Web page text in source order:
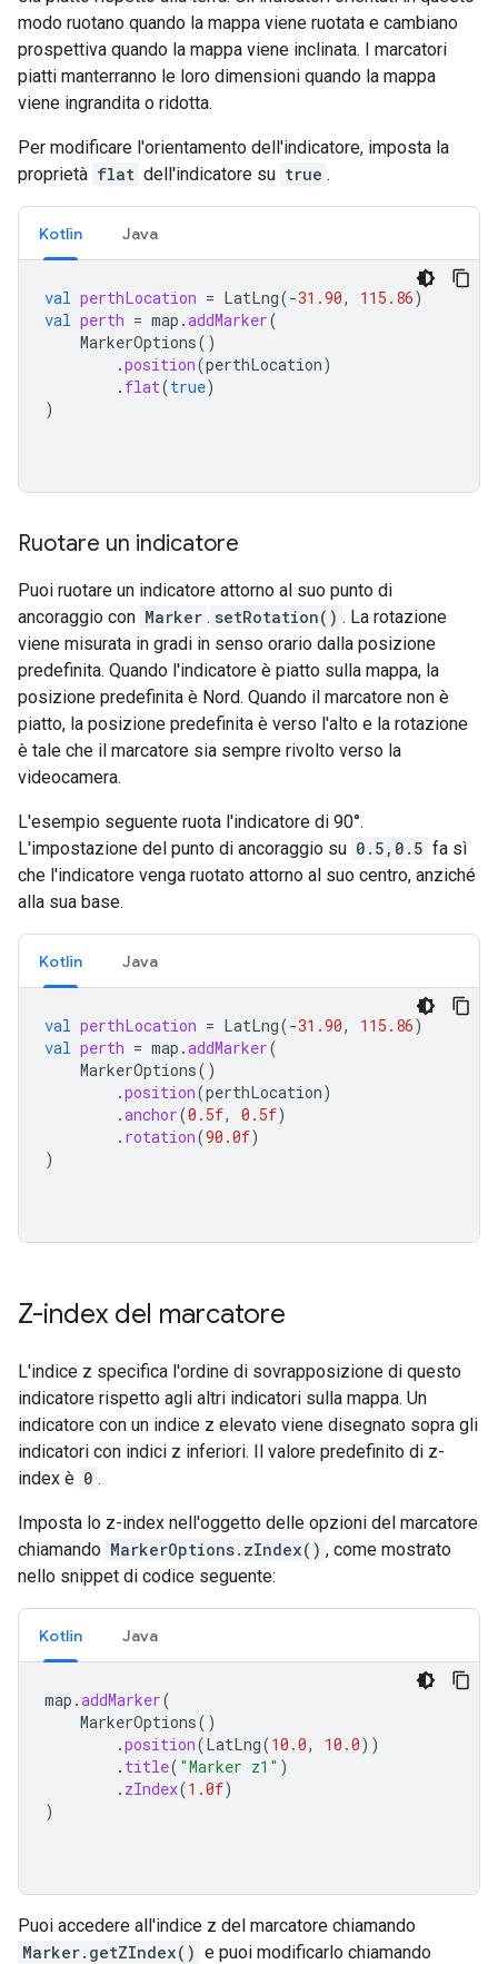
modo ruotano quando la mappa viene ruotata e cambiano
prospettiva quando la mappa viene inclinata. I marcatori
piatti manterranno le loro dimensioni quando la mappa
viene ingrandita o ridotta.
Per modificare l'orientamento dell'indicatore, imposta la
proprietà flat dell'indicatore su true .
Kotlin Java
val perthLocation = LatLng(-31.90, 115.86)
val perth = map .addMarker(
MarkerOptions()
.position(perthLocation)
. flat(true)
)
Ruotare un indicatore
Puoi ruotare un indicatore attorno al suo punto di
ancoraggio con Marker . setRotation() . La rotazione
viene misurata in gradi in senso orario dalla posizione
predefinita. Quando l'indicatore è piatto sulla mappa, la
posizione predefinita è Nord. Quando il marcatore non è
piatto, la posizione predefinita è verso l'alto e la rotazione
è tale che il marcatore sia sempre rivolto verso la
videocamera.
L'esempio seguente ruota l'indicatore di 90°.
L'impostazione del punto di ancoraggio su 0.5,0.5 fa sì
che l'indicatore venga ruotato attorno al suo centro, anziché
alla sua base.
Kotlin Java
val perthLocation = LatLng(-31.90, 115.86)
val perth = map .addMarker(
MarkerOptions()
.position(perthLocation)
.anchor(0.5f, 0.5f)
. rotation(90.0f)
)
Z-index del marcatore
L'indice z specifica l'ordine di sovrapposizione di questo
indicatore rispetto agli altri indicatori sulla mappa. Un
indicatore con un indice z elevato viene disegnato sopra gli
indicatori con indici z inferiori. Il valore predefinito di z-
index è 0 .
Imposta lo z-index nell'oggetto delle opzioni del marcatore
chiamando MarkerOptions.zIndex() , come mostrato
nello snippet di codice seguente:
Kotlin Java
map .addMarker(
MarkerOptions()
.position(LatLng(10.0, 10.0))
. title( "Marker z1" )
. zIndex(1.0f)
)
Puoi accedere all'indice z del marcatore chiamando
Marker.getZIndex() e puoi modificarlo chiamando